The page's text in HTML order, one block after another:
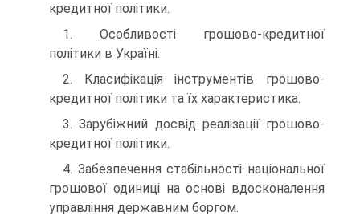
кредитної політики.
1. Особливості грошово-кредитної
політики в Україні.
2. Класифікація інструментів грошово-
кредитної політики та їх характеристика.
3. Зарубіжний досвід реалізації грошово-
кредитної політики.
4. Забезпечення стабільності національної
грошової одиниці на основі вдосконалення
управління державним боргом.